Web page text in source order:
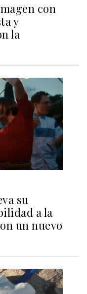
con
y
la
su
a la
un nuevo